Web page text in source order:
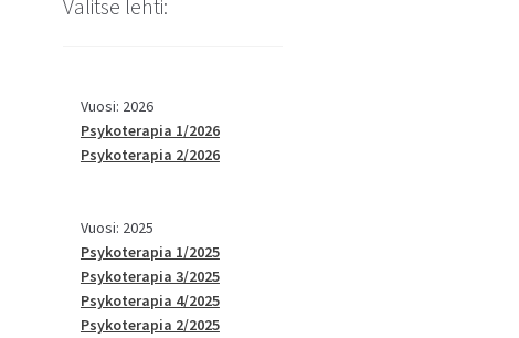
Valitse lehti:
Vuosi: 2026
Psykoterapia 1/2026
Psykoterapia 2/2026
Vuosi: 2025
Psykoterapia 1/2025
Psykoterapia 3/2025
Psykoterapia 4/2025
Psykoterapia 2/2025